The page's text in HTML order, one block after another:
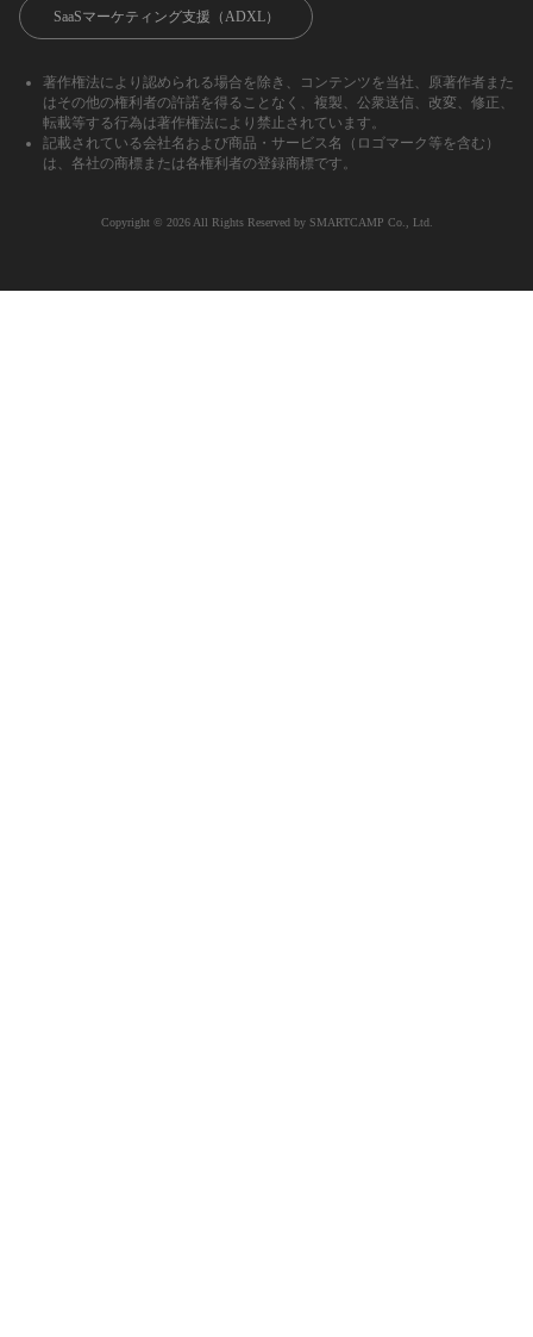
SaaSマーケティング支援（ADXL）
著作権法により認められる場合を除き、コンテンツを当社、原著作者また
はその他の権利者の許諾を得ることなく、複製、公衆送信、改変、修正、
転載等する行為は著作権法により禁止されています。
記載されている会社名および商品・サービス名（ロゴマーク等を含む）
は、各社の商標または各権利者の登録商標です。
Copyright ©︎ 2026 All Rights Reserved by SMARTCAMP Co., Ltd.